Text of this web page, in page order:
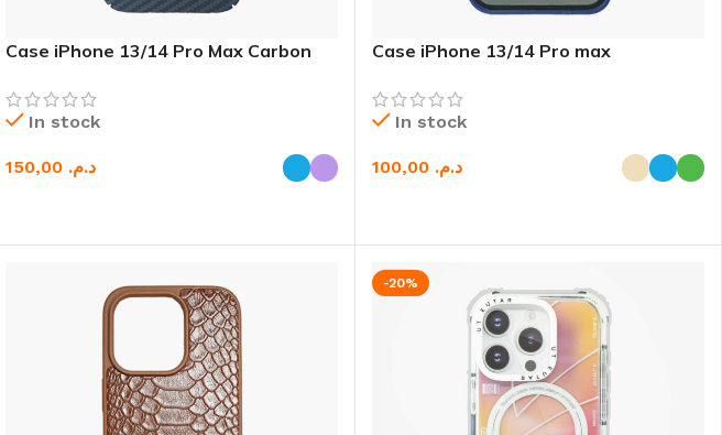
Case iPhone 13/14 Pro Max Carbon
In stock
د.م.
Case iPhone 13/14 Pro max
In stock
د.م.
-20%